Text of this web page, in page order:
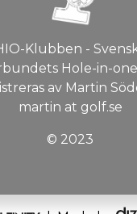
Klubben -
Hole-in-
av Martin
martin at golf.se
© 2023